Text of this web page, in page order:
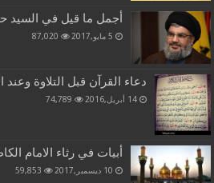
أجمل ما قيل في السيد
5 مايو,2017 87,020
دعاء القرآن قبل التلاوة وعند
14 أبريل,2016 74,789
أبيات في رثاء الامام
10 ديسمبر,2017 59,853